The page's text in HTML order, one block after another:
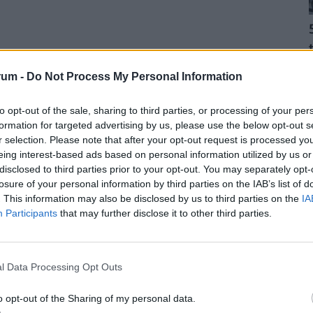
- Do Not Process My Personal Information
opt-out of the sale, sharing to third parties, or processing of your
for targeted advertising by us, please use the below opt-out
selection. Please note that after your opt-out request is processed
interest-based ads based on personal information utilized by us
to third parties prior to your opt-out. You may separately
of your personal information by third parties on the IAB’s list of
This information may also be disclosed by us to third parties on the
Participants that may further disclose it to other third parties.
Data Processing Opt Outs
opt-out of the Sharing of my personal data.
vált, sokan más városokból is felkeresik a
hogy frissen, személyre szabva készítik az
VAN OLCSÓ MEGOLDÁS!
30 000 000 forintot 20 éves futamidőre már
fel lehet venni
ajánlata sem:az UniCredit Banknál 6,78%, az
Banknál 7,02%.
Érdemes még megnézni
kalkulációt végezni, saját preferenciáink